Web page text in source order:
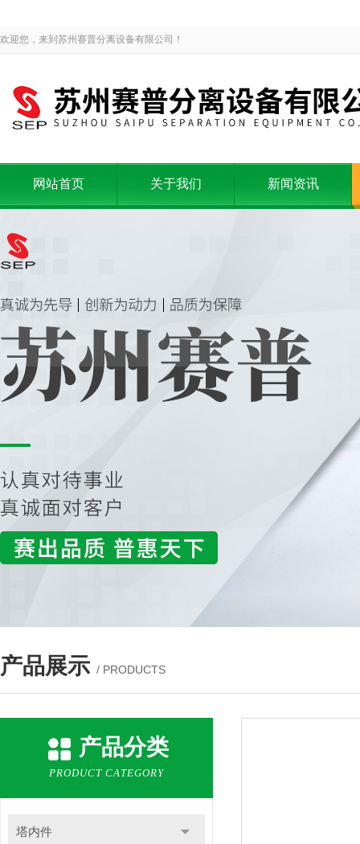
欢迎您，来到苏州赛普分离设备有限公司！
网站首页 关于我们 新闻资讯
产品展示 / PRODUCTS
产品分类
PRODUCT CATEGORY
塔内件